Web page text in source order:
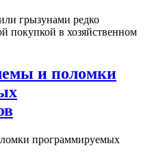
грызунами редко
покупкой в хозяйственном
и поломки
программируемых